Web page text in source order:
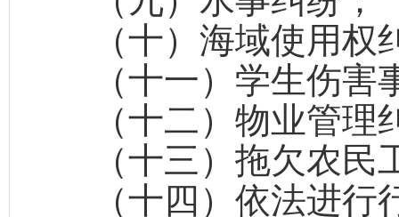
（十）海域使用权
（十一）学生伤害
（十二）物业管理
（十三）拖欠农民
（十四）依法进